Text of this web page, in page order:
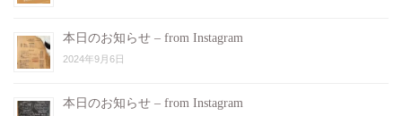
本日のお知らせ – from Instagram
2024年9月6日
本日のお知らせ – from Instagram